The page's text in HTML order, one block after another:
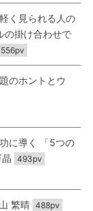
く見られる人の
掛け合わせで
556pv
のホントとウ
に導く 「5つの
493pv
繁晴 488pv